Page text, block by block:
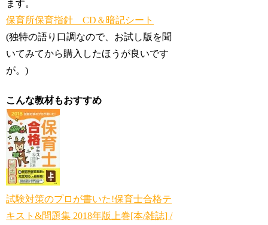
ます。
保育所保育指針 CD＆暗記シート
(独特の語り口調なので、お試し版を聞
いてみてから購入したほうが良いです
が。)
こんな教材もおすすめ
試験対策のプロが書いた!保育士合格テ
キスト&問題集 2018年版上巻[本/雑誌] /